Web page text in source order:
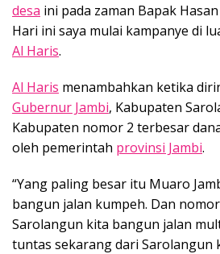
desa ini pada zaman Bapak
Hari ini saya mulai kampanye di
Al Haris.
Al Haris menambahkan ketika
Gubernur Jambi, Kabupaten
Kabupaten nomor 2 terbesar
oleh pemerintah provinsi Jambi.
“Yang paling besar itu Muaro
bangun jalan kumpeh. Dan
Sarolangun kita bangun jalan
tuntas sekarang dari Sarolangun